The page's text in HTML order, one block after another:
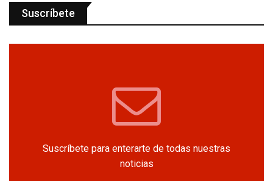
Suscríbete
Suscríbete para enterarte de todas nuestras
noticias